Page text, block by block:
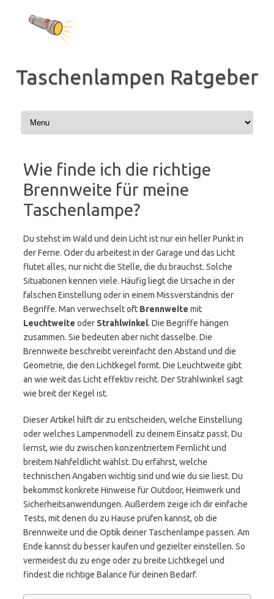
springen
Taschenlampen Ratgeber
Wie finde ich die richtige
Brennweite für meine
Taschenlampe?
Du stehst im Wald und dein Licht ist nur ein heller Punkt in
der Ferne. Oder du arbeitest in der Garage und das Licht
flutet alles, nur nicht die Stelle, die du brauchst. Solche
Situationen kennen viele. Häufig liegt die Ursache in der
falschen Einstellung oder in einem Missverständnis der
Begriffe. Man verwechselt oft Brennweite mit
Leuchtweite oder Strahlwinkel. Die Begriffe hängen
zusammen. Sie bedeuten aber nicht dasselbe. Die
Brennweite beschreibt vereinfacht den Abstand und die
Geometrie, die den Lichtkegel formt. Die Leuchtweite gibt
an wie weit das Licht effektiv reicht. Der Strahlwinkel sagt
wie breit der Kegel ist.
Dieser Artikel hilft dir zu entscheiden, welche Einstellung
oder welches Lampenmodell zu deinem Einsatz passt. Du
lernst, wie du zwischen konzentriertem Fernlicht und
breitem Nahfeldlicht wählst. Du erfährst, welche
technischen Angaben wichtig sind und wie du sie liest. Du
bekommst konkrete Hinweise für Outdoor, Heimwerk und
Sicherheitsanwendungen. Außerdem zeige ich dir einfache
Tests, mit denen du zu Hause prüfen kannst, ob die
Brennweite und die Optik deiner Taschenlampe passen. Am
Ende kannst du besser kaufen und gezielter einstellen. So
vermeidest du zu enge oder zu breite Lichtkegel und
findest die richtige Balance für deinen Bedarf.